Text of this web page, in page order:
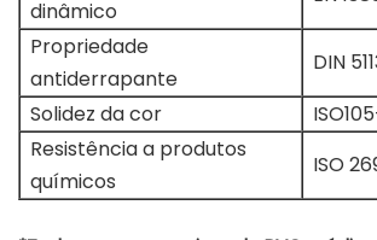
dinâmico
Propriedade
antiderrapante
DIN
Solidez da cor
Resistência a produtos
químicos
ISO